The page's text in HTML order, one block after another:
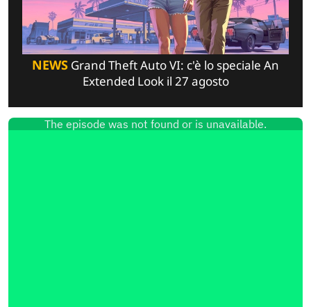
NEWS Grand Theft Auto VI: c'è lo speciale An
Extended Look il 27 agosto